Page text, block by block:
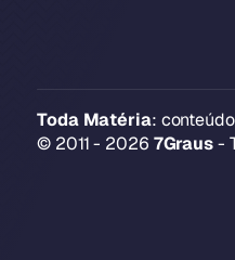
Toda Matéria:
© 2011 - 2026 7Graus-